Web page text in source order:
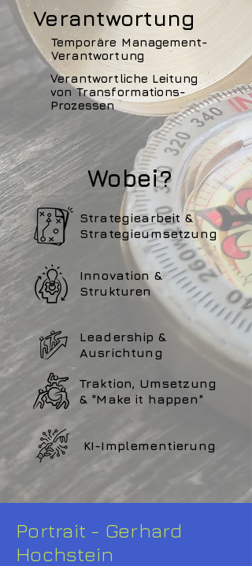
Verantwortung
Temporäre Management-
Verantwortung
Verantwortliche Leitung
von Transformations-
Prozessen
Wobei?
Strategiearbeit &
Strategieumsetzung
Innovation &
Strukturen
Leadership &
Ausrichtung
Traktion, Umsetzung
& "Make it happen"
KI-Implementierung
Portrait - Gerhard
Hochstein